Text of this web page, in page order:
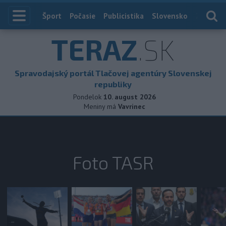
Index
Šport Počasie Publicistika Slovensko
TERAZ.SK
Spravodajský portál Tlačovej agentúry Slovenskej
republiky
Pondelok 10. august 2026
Meniny má Vavrinec
Foto TASR